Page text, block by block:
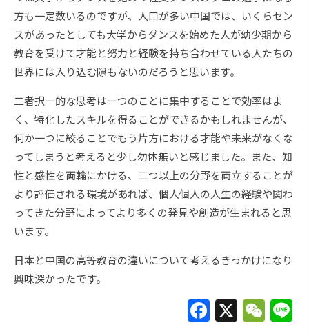
方も一定数いるのですが、人口が多い中国では、いくらセン
スがあったとしても大学からダンスを始めた人が幼少期から
教育を受けて才能と努力と経験を持ち合わせている人たちの
世界には入り込む隙もないのだろうと思います。
二者択一的な思考は一つのことに集中することで効率はよ
く、特化したスキルを得ることができるかもしれませんが、
何か一つに絞ることでもう片方における才能や未来がなくな
ってしまうと考えると少し勿体無いと感じました。また、知
性と感性を両輪にかける、二つ以上の分野を両立することが
より評価される環境があれば、個人個人の人生の経験や関わ
ってきた分野によってより多くの発見や創造が生まれると思
います。
日本と中国の高等教育の違いについて考えるきっかけになり
興味深かったです。
F X W